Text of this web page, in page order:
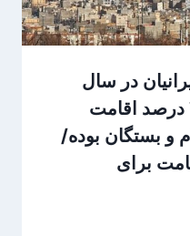
در سال
۱۴۰۳ با ۱۳۹۰/ حدود ۷۰ درصد اقامت
و بستگان بوده/
برای